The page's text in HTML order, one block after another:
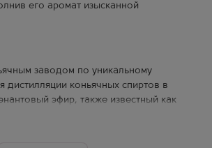
его аромат изысканной
заводом по уникальному
дистилляции коньячных спиртов в
эфир, также известный как
года. Кизляр — это дагестанский